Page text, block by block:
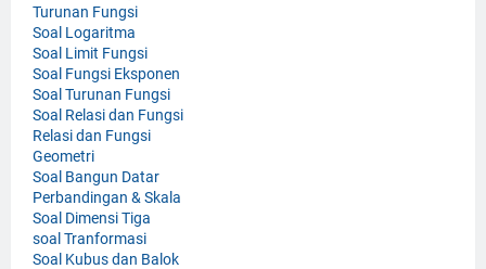
Turunan Fungsi
Soal Logaritma
Soal Limit Fungsi
Soal Fungsi Eksponen
Soal Turunan Fungsi
Soal Relasi dan Fungsi
Relasi dan Fungsi
Geometri
Soal Bangun Datar
Perbandingan & Skala
Soal Dimensi Tiga
soal Tranformasi
Soal Kubus dan Balok